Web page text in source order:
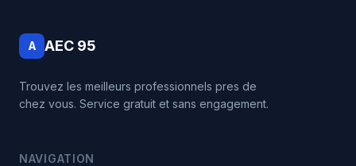
A AEC 95
Trouvez les meilleurs professionnels pres de
chez vous. Service gratuit et sans engagement.
NAVIGATION